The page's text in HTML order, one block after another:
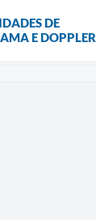
DE
E DOPPLER